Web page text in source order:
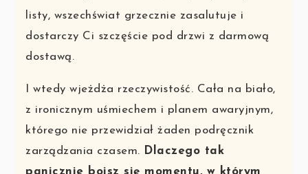
listy, wszechświat grzecznie zasalutuje i
dostarczy Ci szczęście pod drzwi z darmową
dostawą.
I wtedy wjeżdża rzeczywistość. Cała na biało,
z ironicznym uśmiechem i planem awaryjnym,
którego nie przewidział żaden podręcznik
zarządzania czasem. Dlaczego tak
panicznie boisz się momentu, w którym